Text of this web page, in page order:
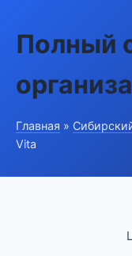
Полный
Главная »
Vita